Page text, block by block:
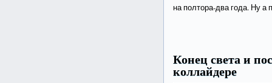
на полтора-два года. Ну
Конец света и
коллайдере